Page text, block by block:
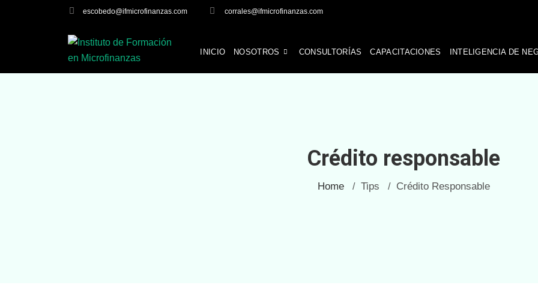
escobedo@ifmicrofinanzas.com corrales@ifmicrofinanzas.com
INICIO NOSOTROS CONSULTORÍAS CAPACITACIONES INTELIGENCIA DE
Crédito responsable
Home / Tips / Crédito Responsable